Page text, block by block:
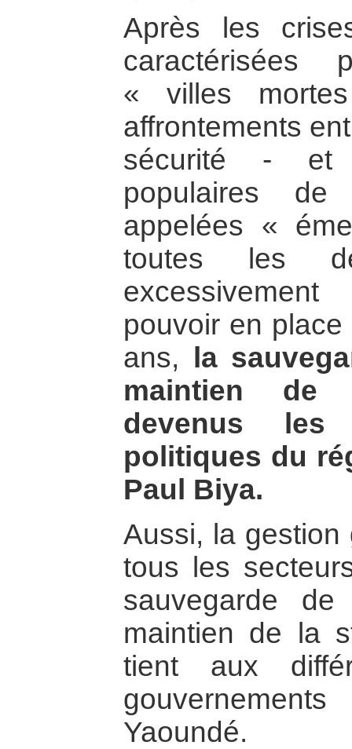
Après les
caractérisées
« villes
affrontements
sécurité - et
populaires de
appelées «
toutes les
pouvoir en
ans,
la
maintien
devenus les
politiques du
Paul Biya.
Aussi, la
tous les
sauvegarde
maintien de la
tient aux
Yaoundé.